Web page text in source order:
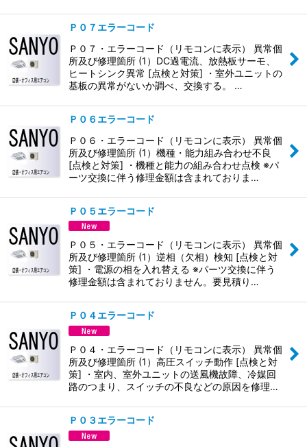
Ｐ０７エラーコード
Ｐ０７・エラーコード（リモコンに表示） 異常個
所及び修理箇所 (1）DC過電流、放熱板サーモ、
ヒートシンク異常 [点検と対策] ・室外ユニットの
基板の異常がないか調べ、交換する。 …
Ｐ０６エラーコード
Ｐ０６・エラーコード（リモコンに表示） 異常個
所及び修理箇所 (1）機種・能力組み合わせ不良
[点検と対策] ・機種と能力の組み合わせ点検 ※パ
ーツ交換に伴う修理金額は含まれておりま…
Ｐ０５エラーコード
Ｐ０５・エラーコード（リモコンに表示） 異常個
所及び修理箇所 (1）逆相（欠相）検知 [点検と対
策] ・電源の相を入れ替える ※パーツ交換に伴う
修理金額は含まれておりません。要見積り…
Ｐ０４エラーコード
Ｐ０４・エラーコード（リモコンに表示） 異常個
所及び修理箇所 (1）高圧スイッチ動作 [点検と対
策] ・室内、室外ユニットの送風機故障、冷媒回
路のつまり、スイッチの不良などの原因を修理…
Ｐ０３エラーコード